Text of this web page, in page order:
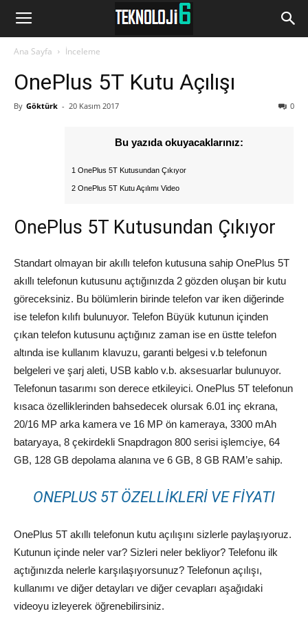
www.Teknoloji6.com
Ana Sayfa İnceleme
OnePlus 5T Kutu Açılışı
By Göktürk - 20 Kasım 2017 0
Bu yazıda okuyacaklarınız:
1 OnePlus 5T Kutusundan Çıkıyor
2 OnePlus 5T Kutu Açılımı Video
OnePlus 5T Kutusundan Çıkıyor
Standart olmayan bir akıllı telefon kutusuna sahip OnePlus 5T
akıllı telefonun kutusunu açtığınızda 2 gözden oluşan bir kutu
göreceksiniz. Bu bölümlerin birinde telefon var iken diğerinde
ise telefon kılıfı bulunuyor. Telefon Büyük kutunun içinden
çıkan telefon kutusunu açtığınız zaman ise en üstte telefon
altında ise kullanım klavuzu, garanti belgesi v.b telefonun
belgeleri ve şarj aleti, USB kablo v.b. aksesuarlar bulunuyor.
Telefonun tasarımı son derece etkileyici. OnePlus 5T telefonun
kısaca özelliklerinden bahsedecek olursak 6.01 inç ekrana,
20/16 MP arka kamera ve 16 MP ön kameraya, 3300 mAh
bataryaya, 8 çekirdekli Snapdragon 800 serisi işlemciye, 64
GB, 128 GB depolama alanına ve 6 GB, 8 GB RAM’e sahip.
ONEPLUS 5T ÖZELLIKLERI VE FIYATI
OnePlus 5T akıllı telefonun kutu açılışını sizlerle paylaşıyoruz.
Kutunun içinde neler var? Sizleri neler bekliyor? Telefonu ilk
açtığınızda nelerle karşılaşıyorsunuz? Telefonun açılışı,
kullanımı ve diğer detayları ve diğer cevapları aşağıdaki
videoyu izleyerek öğrenebilirsiniz.